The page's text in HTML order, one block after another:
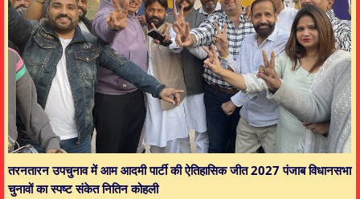
तरनतारन उपचुनाव में आम आदमी पार्टी की ऐतिहासिक जीत 2027 पंजाब विधानसभा
चुनावों का स्पष्ट संकेत नितिन कोहली